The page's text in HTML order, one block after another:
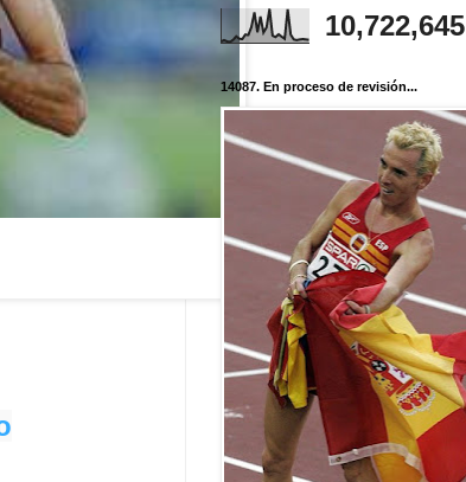
10,722,645
14087. En proceso de revisión...